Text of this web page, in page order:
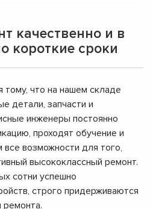
качественно и в
короткие сроки
что на нашем складе
детали, запчасти и
инженеры постоянно
проходят обучение и
возможности для того,
высококлассный ремонт.
сотни успешно
строго придерживаются
ремонта.